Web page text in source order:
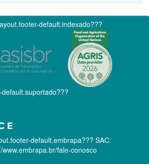
default.indexado???
default.embrapa??? SAC:
www.embrapa.br/fale-conosco